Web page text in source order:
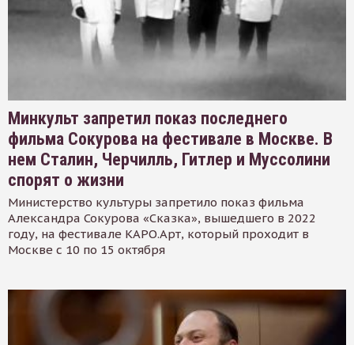
Минкульт запретил показ последнего
фильма Сокурова на фестивале в Москве. В
нем Сталин, Черчилль, Гитлер и Муссолини
спорят о жизни
Министерство культуры запретило показ фильма
Александра Сокурова «Сказка», вышедшего в 2022
году, на фестивале КАРО.Арт, который проходит в
Москве с 10 по 15 октября